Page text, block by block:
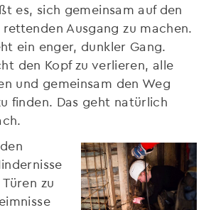
es, sich gemeinsam auf den
Ausgang zu machen.
ein enger, dunkler Gang.
den Kopf zu verlieren, alle
und gemeinsam den Weg
finden. Das geht natürlich
zu